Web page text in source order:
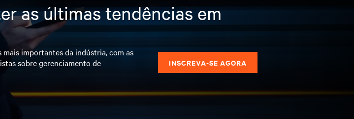
as últimas tendências em
importantes da indústria, com as
sobre gerenciamento de
INSCREVA-SE AGORA